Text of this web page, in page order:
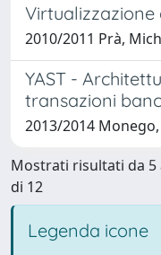
2010/2011 Prà,
YAST -
transazioni
2013/2014
Mostrati risultati da 5
di 12
Legenda icone